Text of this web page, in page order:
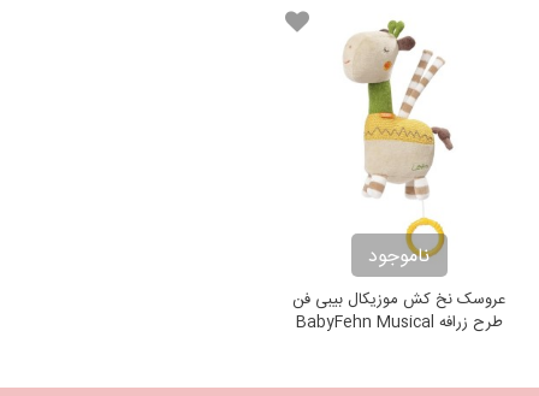
ناموجود
عروسک نخ کش موزیکال بیبی فن
طرح زرافه BabyFehn Musical